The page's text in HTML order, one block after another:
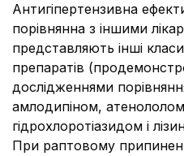
Антигіпертензивна
порівнянна з іншими
представляють інші
препаратів
дослідженнями
амлодипіном,
гідрохлоротіазидом і
При раптовому